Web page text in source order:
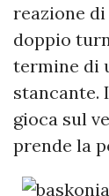
reazione
doppio
termine di
stancante.
gioca sul
prende la